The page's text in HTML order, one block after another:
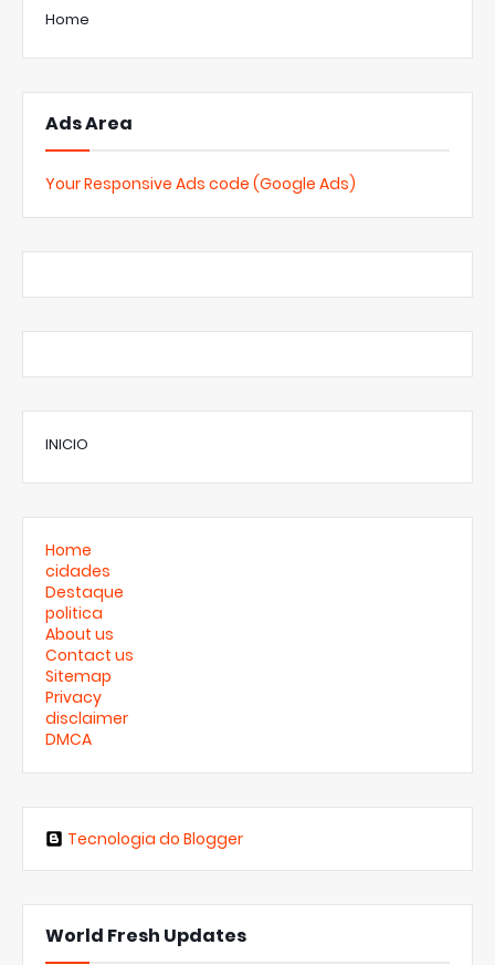
Home
Ads Area
Your Responsive Ads code (Google Ads)
INICIO
Home
cidades
Destaque
politica
About us
Contact us
Sitemap
Privacy
disclaimer
DMCA
Tecnologia do Blogger
World Fresh Updates